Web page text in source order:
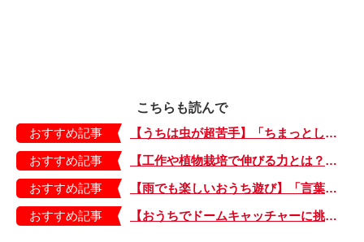
こちらも読んで
おすすめ記事
【うちは虫が超苦手】「ちまっとした虫にも大騒ぎ！」「可愛い系の虫……でも逃げる！」教えて！ みんなの虫ギライエピソード
おすすめ記事
【工作や植物栽培で伸びる力とは？】「非認知能力」を養う、おうちで楽しむ創作あそび・おうちあそび図鑑5
おすすめ記事
【雨でも楽しいおうち遊び】「言葉あそび」で伸ばす表現力や想像力・おうちあそび図鑑4
おすすめ記事
【おうちでドームキャッチャーに挑戦だ】アンパンマン わくわくドームキャッチャー